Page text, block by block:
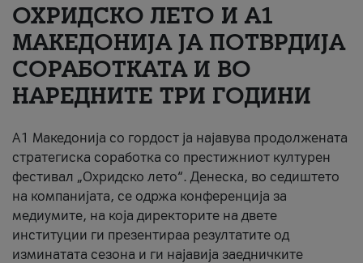
#ПодобарОнлајн
ОХРИДСКО ЛЕТО И A1
МАКЕДОНИЈА ЈА ПОТВРДИЈА
СОРАБОТКАТА И ВО
НАРЕДНИТЕ ТРИ ГОДИНИ
A1 Македонија со гордост ја најавува продолжената
стратегиска соработка со престижниот културен
фестивал „Охридско лето“. Денеска, во седиштето
на компанијата, се одржа конференција за
медиумите, на која директорите на двете
институции ги презентираа резултатите од
изминатата сезона и ги најавија заедничките